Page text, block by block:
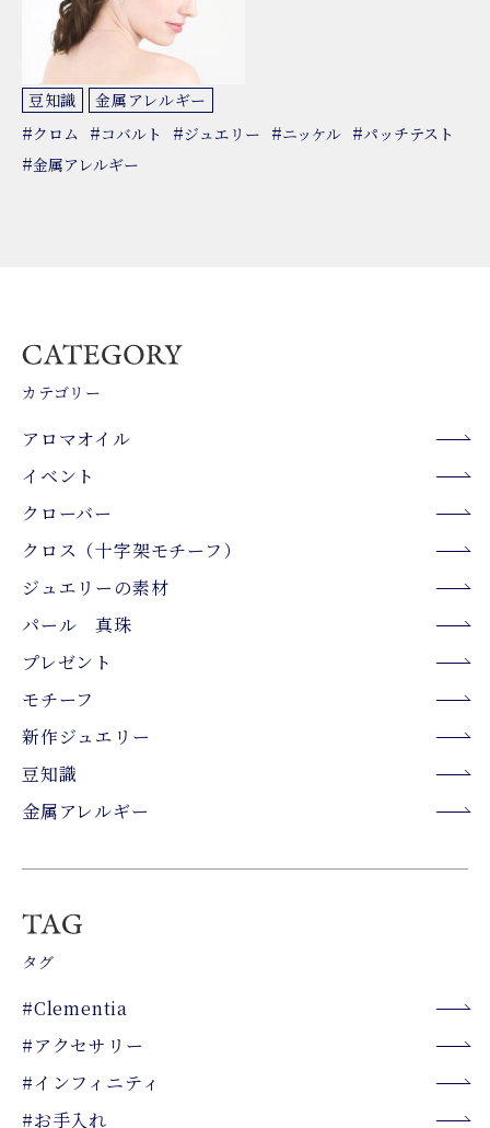
豆知識 金属アレルギー
#クロム #コバルト #ジュエリー #ニッケル #パッチテスト
#金属アレルギー
カテゴリー
アロマオイル
イベント
クローバー
クロス（十字架モチーフ）
ジュエリーの素材
パール 真珠
プレゼント
モチーフ
新作ジュエリー
豆知識
金属アレルギー
タグ
#Clementia
#アクセサリー
#インフィニティ
#お手入れ